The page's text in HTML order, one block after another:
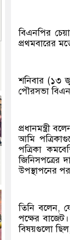
বিএনপির
প্রথমবারের
শনিবার (১৩
পৌরসভা
প্রধানমন্ত্রী
আমি
পত্রিকা
জিনিসপত্রের
উপস্থাপনের
তিনি বলেন,
পক্ষের
বিষয়গুলো